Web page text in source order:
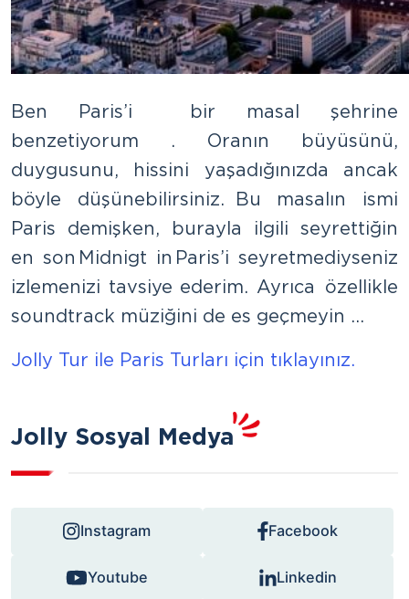
Ben Paris’i bir masal şehrine
benzetiyorum . Oranın büyüsünü,
duygusunu, hissini yaşadığınızda ancak
böyle düşünebilirsiniz. Bu masalın ismi
Paris demişken, burayla ilgili seyrettiğin
en son Midnigt in Paris’i seyretmediyseniz
izlemenizi tavsiye ederim. Ayrıca özellikle
soundtrack müziğini de es geçmeyin …
Jolly Tur ile Paris Turları için tıklayınız.
Jolly Sosyal Medya
Instagram Facebook
Youtube Linkedin